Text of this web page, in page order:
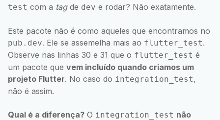
test com a tagde dev e rodar? Não exatamente.
Este pacote não é como aqueles que encontramos no
pub.dev. Ele se assemelha mais ao flutter_test.
Observe nas linhas 30 e 31 que o flutter_test é
um pacote que vem incluído quando criamos um
projeto Flutter. No caso do integration_test,
não é assim.
Qual é a diferença? O integration_test não